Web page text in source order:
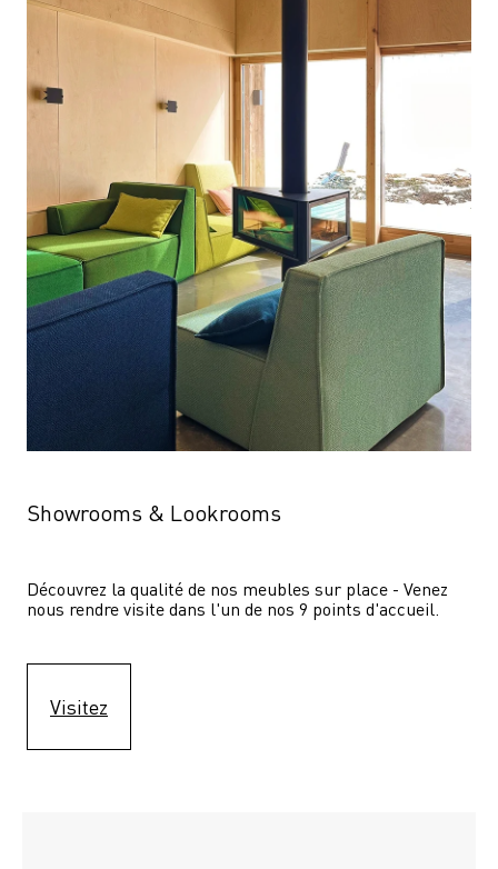
Showrooms & Lookrooms
Découvrez la qualité de nos meubles sur place - Venez
nous rendre visite dans l'un de nos 9 points d'accueil.
Visitez